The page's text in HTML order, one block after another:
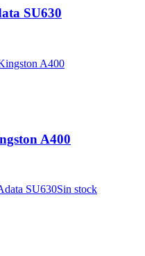
SU630
A400
Sin stock